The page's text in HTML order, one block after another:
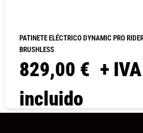
PATINETE ELÉCTRICO DYNAMIC PRO
BRUSHLESS
829,00 € + IVA
incluido